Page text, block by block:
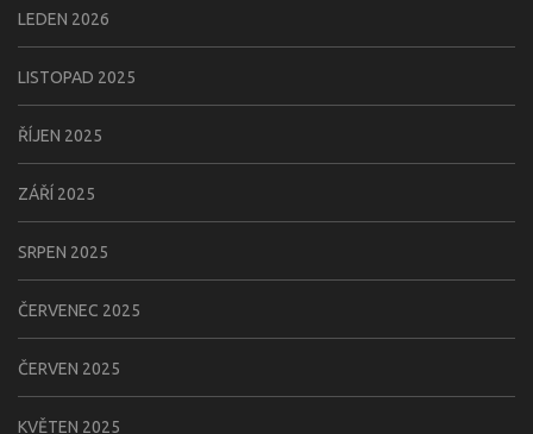
LEDEN 2026
LISTOPAD 2025
ŘÍJEN 2025
ZÁŘÍ 2025
SRPEN 2025
ČERVENEC 2025
ČERVEN 2025
KVĚTEN 2025